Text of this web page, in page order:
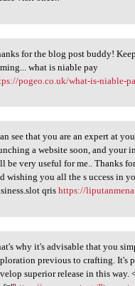
for the blog post
for the blog post buddy!
what is niable pay
pogeo.co.uk/what-is-niable-
see that you are an
see that you are an expert at
a website soon, and your
be very useful for me.. Thanks
wishing you all the s uccess in
qris https://
why it's advisable
why it's advisable that you
previous to crafting. It's
superior release in this way.